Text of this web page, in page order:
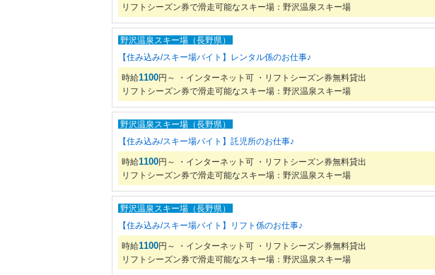
リフトシーズン券で滑走可能なスキー場：野沢温泉スキー場
野沢温泉スキー場（長野県）
【住み込み/スキー場バイト】レンタル係のお仕事♪
時給1100円～ ・インターネット可 ・リフトシーズン券無料貸出
リフトシーズン券で滑走可能なスキー場：野沢温泉スキー場
野沢温泉スキー場（長野県）
【住み込み/スキー場バイト】託児所のお仕事♪
時給1100円～ ・インターネット可 ・リフトシーズン券無料貸出
リフトシーズン券で滑走可能なスキー場：野沢温泉スキー場
野沢温泉スキー場（長野県）
【住み込み/スキー場バイト】リフト係のお仕事♪
時給1100円～ ・インターネット可 ・リフトシーズン券無料貸出
リフトシーズン券で滑走可能なスキー場：野沢温泉スキー場